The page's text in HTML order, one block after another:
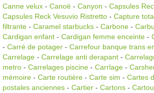
Canne velux - Canoë - Canyon - Capsules
Capsules Reck Vesuvio Ristretto - Capture
filtrante - Caramel starbucks - Carbone -
Cardigan enfant - Cardigan femme enceinte -
- Carré de potager - Carrefour banque trans
Carrelage - Carrelage anti derapant -
metro - Carrelages piscine - Carrlage -
mémoire - Carte routière - Carte sim - Cartes
postales anciennes - Cartier - Cartons -